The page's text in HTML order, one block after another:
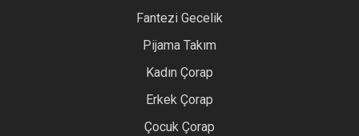
Fantezi Gecelik
Pijama Takım
Kadın Çorap
Erkek Çorap
Çocuk Çorap